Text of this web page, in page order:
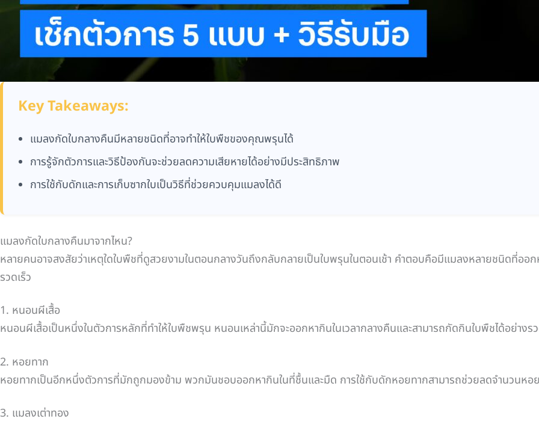
Key Takeaways:
แมลงกัดใบกลางคืนมีหลายชนิดที่อาจทำให้ใบพืชของคุณพรุนได้
การรู้จักตัวการและวิธีป้องกันจะช่วยลดความเสียหายได้อย่างมีประสิทธิภาพ
การใช้กับดักและการเก็บซากใบเป็นวิธีที่ช่วยควบคุมแมลงได้ดี
แมลงกัดใบกลางคืนมาจากไหน?
หลายคนอาจสงสัยว่าเหตุใดใบพืชที่ดูสวยงามในตอนกลางวันถึงกลับกลายเป็นใบพรุนในตอนเช้า คำตอบคือมีแมลงหลายชนิดที่ออก
รวดเร็ว
1. หนอนผีเสื้อ
หนอนผีเสื้อเป็นหนึ่งในตัวการหลักที่ทำให้ใบพืชพรุน หนอนเหล่านี้มักจะออกหากินในเวลากลางคืนและสามารถกัดกินใบพืชได้อย่างรว
2. หอยทาก
หอยทากเป็นอีกหนึ่งตัวการที่มักถูกมองข้าม พวกมันชอบออกหากินในที่ชื้นและมืด การใช้กับดักหอยทากสามารถช่วยลดจำนวนหอ
3. แมลงเต่าทอง